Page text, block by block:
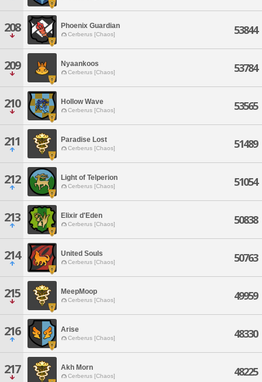
208 Phoenix Guardian
Cerberus [Chaos] 53844
209 Nyaankoos
Cerberus [Chaos] 53784
210 Hollow Wave
Cerberus [Chaos] 53565
211 Paradise Lost
Cerberus [Chaos] 51489
212 Light of Telperion
Cerberus [Chaos] 51054
213 Elixir d'Eden
Cerberus [Chaos] 50838
214 United Souls
Cerberus [Chaos] 50763
215 MeepMoop
Cerberus [Chaos] 49959
216 Arise
Cerberus [Chaos] 48330
217 Akh Morn
Cerberus [Chaos] 48225